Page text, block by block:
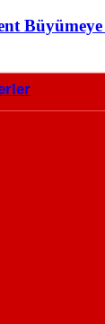
Büyümeye